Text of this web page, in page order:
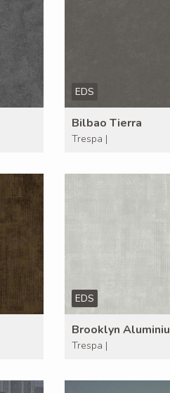
EDS
Bilbao Tierra
Trespa |
EDS
Brooklyn
Trespa |